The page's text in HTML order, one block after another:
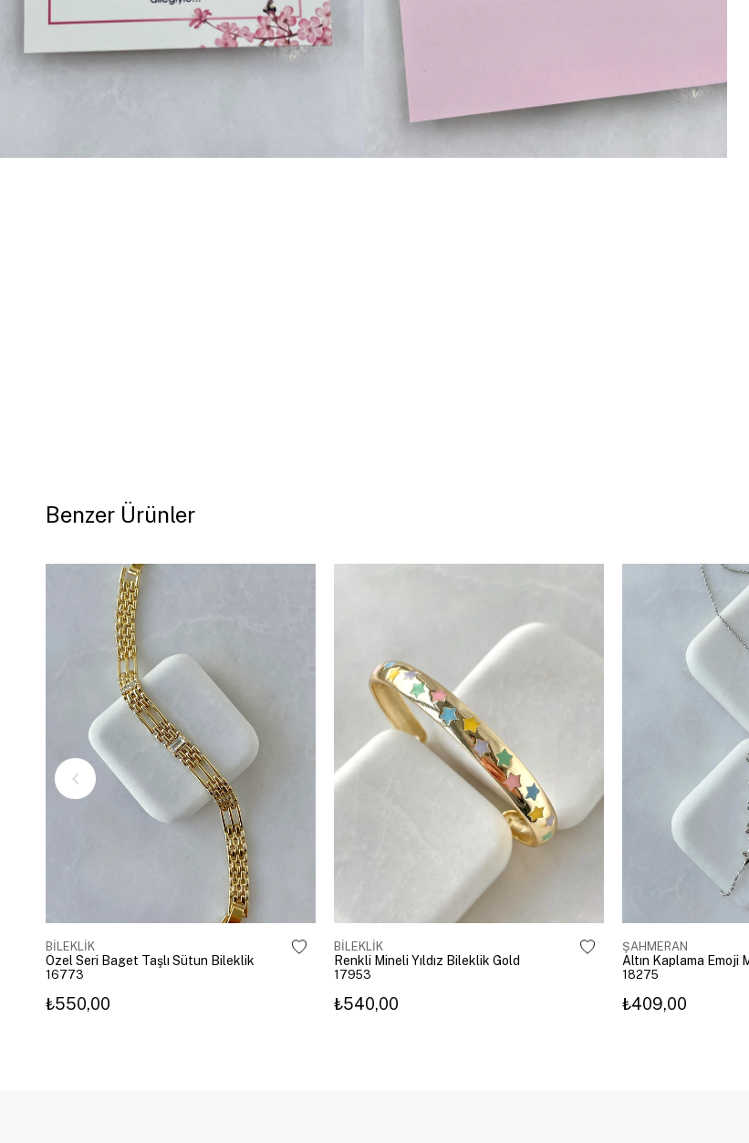
Benzer Ürünler
BİLEKLİK
Özel Seri Baget Taşlı Sütun Bileklik
16773
₺550,00
BİLEKLİK
Renkli Mineli Yıldız Bileklik Gold
17953
₺540,00
ŞAHMERAN
18275
₺409,00